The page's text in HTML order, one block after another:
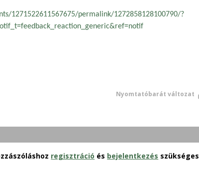
1271522611567675/permalink/1272858128100790/?
Nyomtatóbarát változat
regisztráció és bejelentkezés szükséges